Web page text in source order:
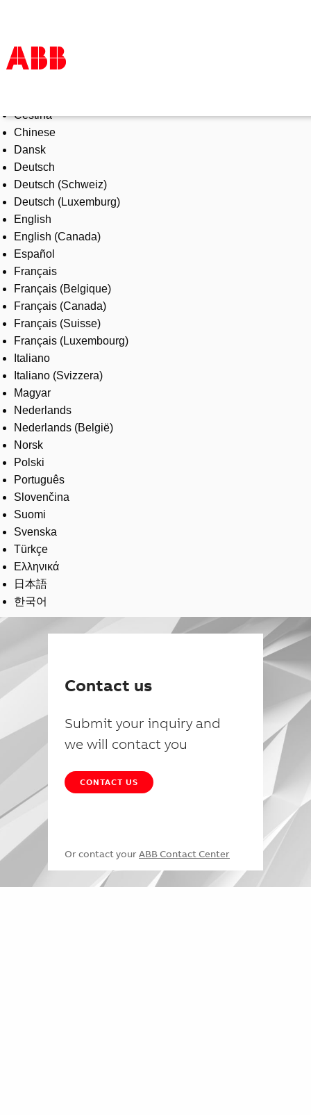
Products & Solutions
Industries
Services
About us
Where to buy
Contact us
Careers
Čeština
Chinese
Dansk
Deutsch
Deutsch (Schweiz)
Deutsch (Luxemburg)
English
English (Canada)
Español
Français
Français (Belgique)
Français (Canada)
Français (Suisse)
Français (Luxembourg)
Italiano
Italiano (Svizzera)
Magyar
Nederlands
Nederlands (België)
Norsk
Polski
Português
Slovenčina
Suomi
Svenska
Türkçe
Ελληνικά
日本語
한국어
Contact us
Submit your inquiry and
we will contact you
CONTACT US
Or contact your ABB Contact Center